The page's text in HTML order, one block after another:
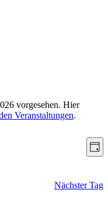
vorgesehen. Hier
Veranstaltungen.
Tag
Nächster Tag